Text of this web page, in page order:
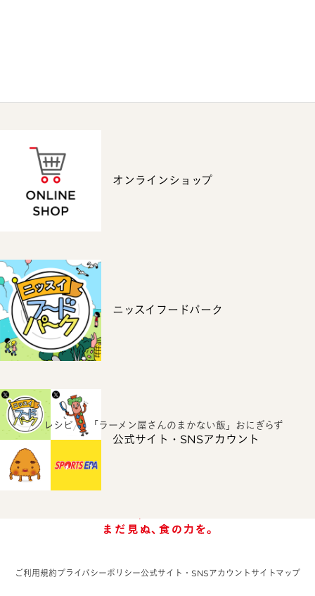
オンラインショップ
ニッスイフードパーク
公式サイト・SNSアカウント
ホーム レシピ 「ラーメン屋さんのまかない飯」おにぎらず
ご利用規約プライバシーポリシー公式サイト・SNSアカウント サイトマップ